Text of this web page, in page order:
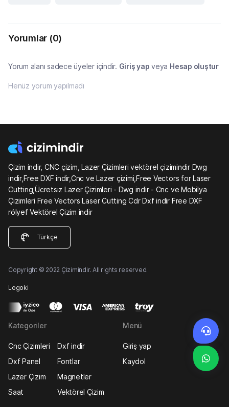
Yorumlar (0)
Yorum alanı sadece üyeler içindir. Giriş yap veya Hesap oluştur
Henüz yorum yapılmadı
Çizim indir, CNC çizim, Lazer Çizimleri vektörel çizimindir Dwg
indir,Free DXF indir,Cnc ve Lazer çizimi,Free Vectors for Laser
Cutting,Ücretsiz Lazer Çizimleri - Dwg indir - Cnc ve Mobilya
Çizimleri Free Vectors Laser Cutting Cdr Dxf indir Free DXF
rölyef Vektörel Çizim indir
Türkçe
Copyright © 2022 Çizimindir. All rights reserved.
Logoki
Kategoriler
Cnc Çizimleri
Dxf indir
Dxf Panel
Fontlar
Lazer Çizim
Magnetler
Saat
Vektörel Çizim
Menü
Giriş yap
Kaydol